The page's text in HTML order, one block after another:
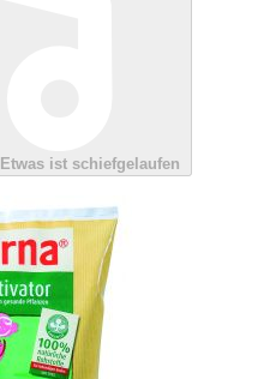
Etwas ist schiefgelaufen